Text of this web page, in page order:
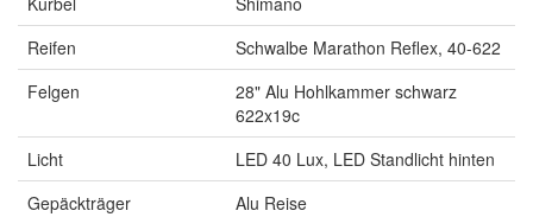
Reifen
Schwalbe Marathon Reflex, 40-622
Felgen
28" Alu Hohlkammer schwarz
622x19c
Licht
LED 40 Lux, LED Standlicht hinten
Gepäckträger
Alu Reise